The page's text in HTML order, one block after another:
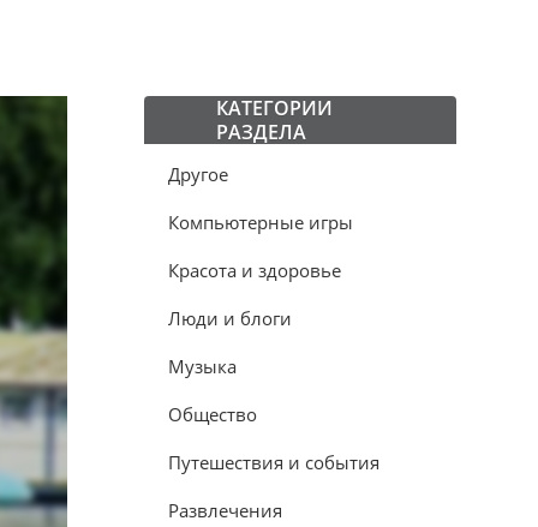
КАТЕГОРИИ
РАЗДЕЛА
Другое
Компьютерные игры
Красота и здоровье
Люди и блоги
Музыка
Общество
Путешествия и события
Развлечения